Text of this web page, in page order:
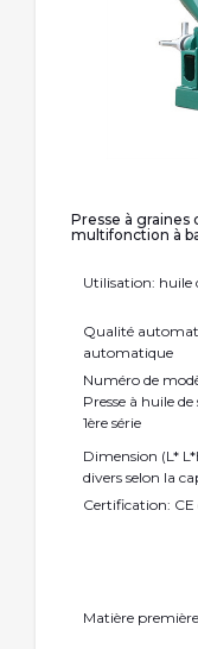
Presse à graines
multifonction à
Utilisation: huile
Qualité
automatique
Numéro de
Presse à huile de
1ère série
Dimension (L*
divers selon la
Certification: CE
Matière